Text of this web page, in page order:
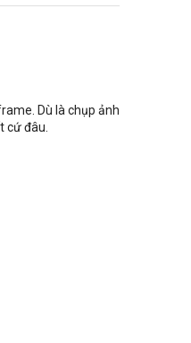
Dù là chụp ảnh
cứ đâu.